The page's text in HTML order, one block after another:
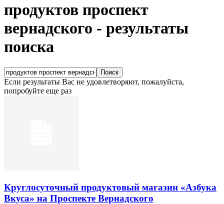
продуктов проспект
вернадского - результаты
поиска
Если результаты Вас не удовлетворяют, пожалуйста,
попробуйте еще раз
Круглосуточный продуктовый магазин «Азбука
Вкуса» на Проспекте Вернадского